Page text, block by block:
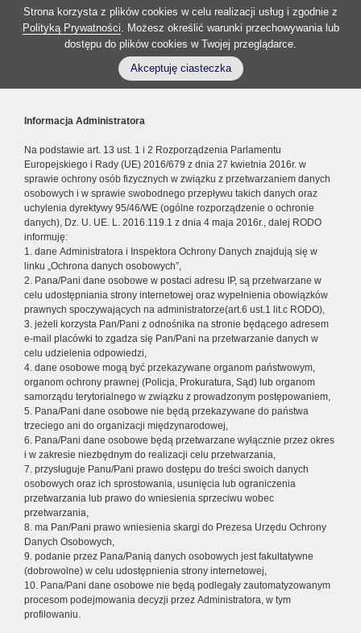
Strona korzysta z plików cookies w celu realizacji usług i zgodnie z
Polityką Prywatności. Możesz określić warunki przechowywania lub
dostępu do plików cookies w Twojej przeglądarce.
Akceptuję ciasteczka
Informacja Administratora
Na podstawie art. 13 ust. 1 i 2 Rozporządzenia Parlamentu
Europejskiego i Rady (UE) 2016/679 z dnia 27 kwietnia 2016r. w
sprawie ochrony osób fizycznych w związku z przetwarzaniem danych
osobowych i w sprawie swobodnego przepływu takich danych oraz
uchylenia dyrektywy 95/46/WE (ogólne rozporządzenie o ochronie
danych), Dz. U. UE. L. 2016.119.1 z dnia 4 maja 2016r., dalej RODO
informuję:
1. dane Administratora i Inspektora Ochrony Danych znajdują się w
linku „Ochrona danych osobowych”,
2. Pana/Pani dane osobowe w postaci adresu IP, są przetwarzane w
celu udostępniania strony internetowej oraz wypełnienia obowiązków
prawnych spoczywających na administratorze(art.6 ust.1 lit.c RODO),
3. jeżeli korzysta Pan/Pani z odnośnika na stronie będącego adresem
e-mail placówki to zgadza się Pan/Pani na przetwarzanie danych w
celu udzielenia odpowiedzi,
4. dane osobowe mogą być przekazywane organom państwowym,
organom ochrony prawnej (Policja, Prokuratura, Sąd) lub organom
samorządu terytorialnego w związku z prowadzonym postępowaniem,
5. Pana/Pani dane osobowe nie będą przekazywane do państwa
trzeciego ani do organizacji międzynarodowej,
6. Pana/Pani dane osobowe będą przetwarzane wyłącznie przez okres
i w zakresie niezbędnym do realizacji celu przetwarzania,
7. przysługuje Panu/Pani prawo dostępu do treści swoich danych
osobowych oraz ich sprostowania, usunięcia lub ograniczenia
przetwarzania lub prawo do wniesienia sprzeciwu wobec
przetwarzania,
8. ma Pan/Pani prawo wniesienia skargi do Prezesa Urzędu Ochrony
Danych Osobowych,
9. podanie przez Pana/Panią danych osobowych jest fakultatywne
(dobrowolne) w celu udostępnienia strony internetowej,
10. Pana/Pani dane osobowe nie będą podlegały zautomatyzowanym
procesom podejmowania decyzji przez Administratora, w tym
profilowaniu.